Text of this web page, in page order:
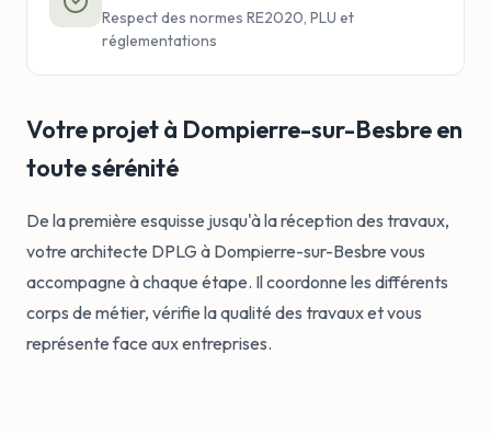
Respect des normes RE2020, PLU et
réglementations
Votre projet à Dompierre-sur-Besbre en
toute sérénité
De la première esquisse jusqu'à la réception des travaux,
votre architecte DPLG à Dompierre-sur-Besbre vous
accompagne à chaque étape. Il coordonne les différents
corps de métier, vérifie la qualité des travaux et vous
représente face aux entreprises.